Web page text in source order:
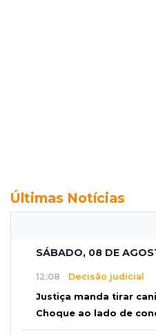
Últimas Notícias
SÁBADO, 08 DE
12:08 Decisão judicial
Justiça manda tirar
Choque ao lado de